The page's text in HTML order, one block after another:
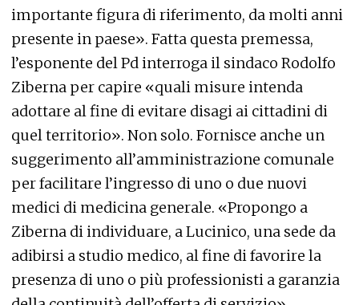
importante figura di riferimento, da molti anni
presente in paese». Fatta questa premessa,
l’esponente del Pd interroga il sindaco Rodolfo
Ziberna per capire «quali misure intenda
adottare al fine di evitare disagi ai cittadini di
quel territorio». Non solo. Fornisce anche un
suggerimento all’amministrazione comunale
per facilitare l’ingresso di uno o due nuovi
medici di medicina generale. «Propongo a
Ziberna di individuare, a Lucinico, una sede da
adibirsi a studio medico, al fine di favorire la
presenza di uno o più professionisti a garanzia